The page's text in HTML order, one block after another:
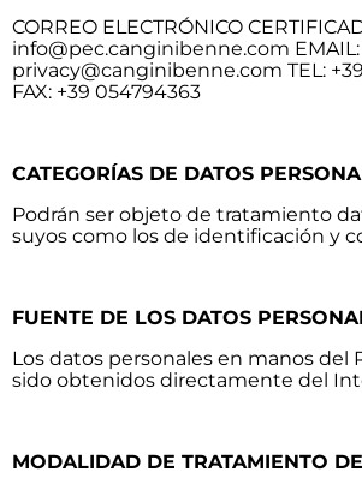
CORREO ELECTRÓNICO
info@pec.canginibenne.com EMAIL:
privacy@canginibenne.com TEL:
FAX: +39 054794363
CATEGORÍAS DE DATOS
Podrán ser objeto de tratamiento
suyos como los de identificación y
FUENTE DE LOS DATOS
Los datos personales en manos del
sido obtenidos directamente del
MODALIDAD DE TRATAMIENTO